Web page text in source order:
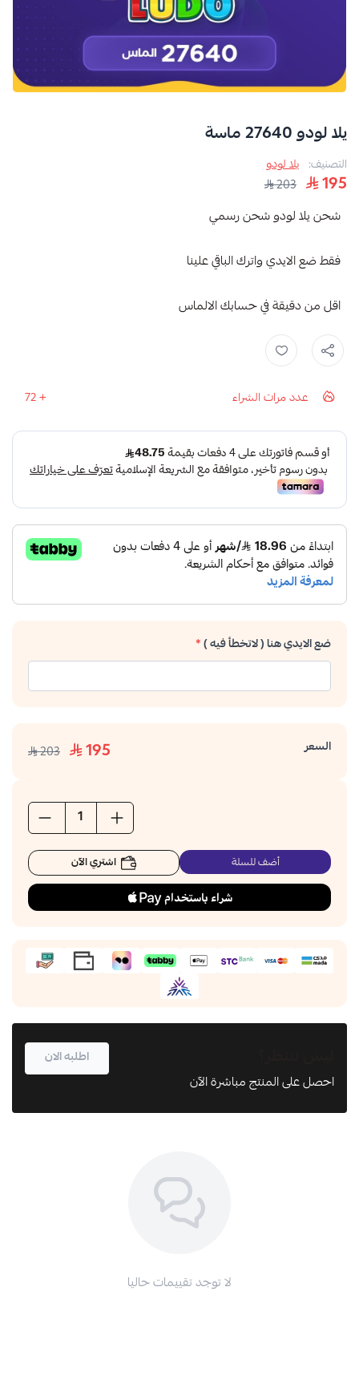
يلا لودو 27640 ماسة
التصنيف: يلا لودو
195
203
شحن يلا لودو شحن رسمي
فقط ضع الايدي واترك الباقي علينا
اقل من دقيقة في حسابك الالماس
عدد مرات الشراء 72
ضع الايدي هنا ( لاتخطأ فيه )*
السعر 195
203
أضف للسلة اشتري الآن
احصل على المنتج مباشرة الآن
اطلبه الان
اطلب المنتج
لا توجد تقييمات حاليا